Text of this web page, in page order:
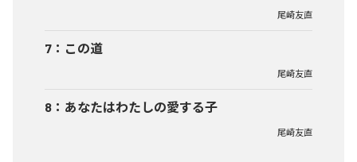
尾崎友直
7 ： この道
尾崎友直
8 ： あなたはわたしの愛する子
尾崎友直